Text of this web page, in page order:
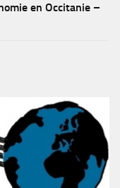
en Occitanie –